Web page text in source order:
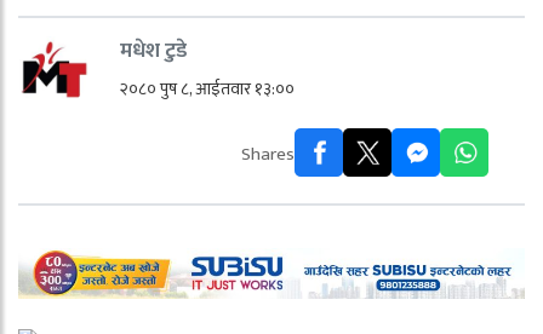
मधेश टुडे
२०८० पुष ८, आईतवार १३:००
Shares